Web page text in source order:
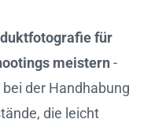
für
meistern-
der Handhabung
die leicht